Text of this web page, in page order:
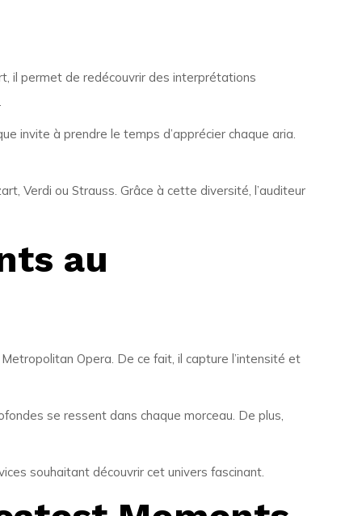
il permet de redécouvrir des interprétations
invite à prendre le temps d’apprécier chaque aria.
Verdi ou Strauss. Grâce à cette diversité, l’auditeur
au
Opera. De ce fait, il capture l’intensité et
se ressent dans chaque morceau. De plus,
souhaitant découvrir cet univers fascinant.